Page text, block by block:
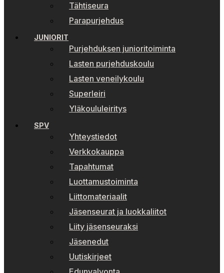
Tähtiseura
Parapurjehdus
JUNIORIT
Purjehduksen junioritoiminta
Lasten purjehduskoulu
Lasten veneilykoulu
Superleiri
Yläkoululeiritys
SPV
Yhteystiedot
Verkkokauppa
Tapahtumat
Luottamustoiminta
Liittomateriaalit
Jäsenseurat ja luokkaliitot
Liity jäsenseuraksi
Jäsenedut
Uutiskirjeet